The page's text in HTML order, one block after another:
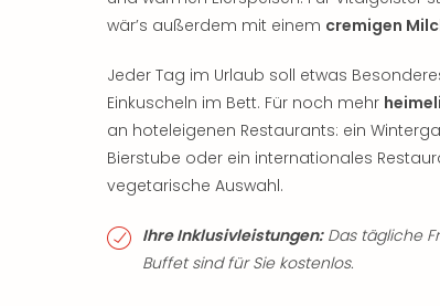
wär’s außerdem mit einem cremigen
Jeder Tag im Urlaub soll etwas
Einkuscheln im Bett. Für noch mehr
an hoteleigenen Restaurants: ein
Bierstube oder ein internationales
vegetarische Auswahl.
Ihre Inklusivleistungen:Das tägliche
Buffet sind für Sie kostenlos.